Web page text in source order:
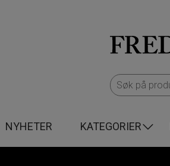
NYHETER KATEGORIER